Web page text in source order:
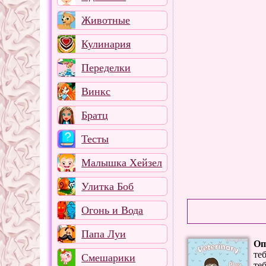
Животные
Кулинария
Переделки
Винкс
Братц
Тесты
Малышка Хейзел
Улитка Боб
Огонь и Вода
Папа Луи
Смешарики